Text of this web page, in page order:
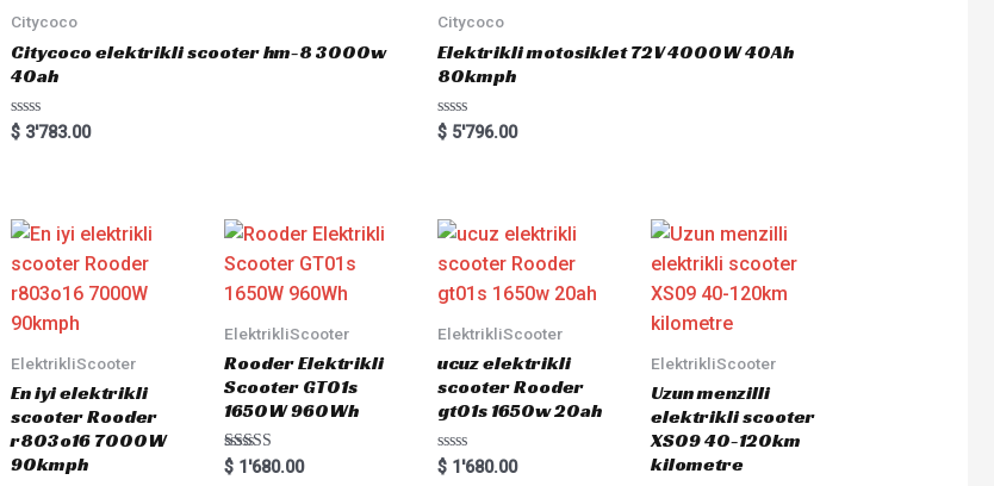
Citycoco
Citycoco elektrikli scooter hm-8 3000w
40ah
Rated
0
$3'783.00
Citycoco
Elektrikli motosiklet 72V 4000W 40Ah
80kmph
Rated
0
$ 5'796.00
ElektrikliScooter
En iyi elektrikli
scooter Rooder
r803o16 7000W
90kmph
ElektrikliScooter
Rooder Elektrikli
Scooter GT01s
1650W 960Wh
Rated
5.00
$1'680.00
ElektrikliScooter
ucuz elektrikli
scooter Rooder
gt01s 1650w 20ah
Rated
0
$ 1'680.00
ElektrikliScooter
Uzun menzilli
elektrikli scooter
XS09 40-120km
kilometre